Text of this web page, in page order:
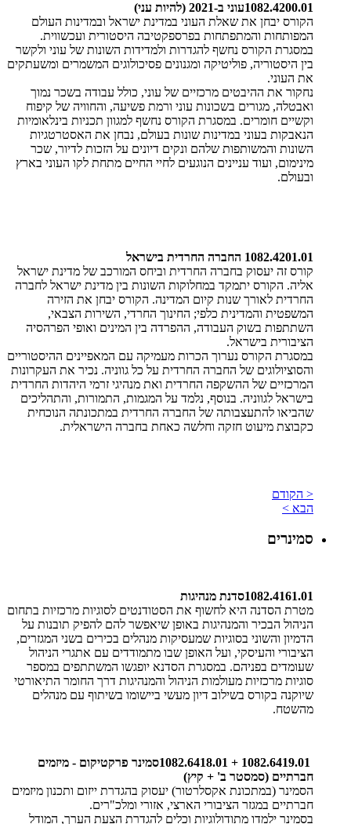
1082.4200.01עוני ב-2021 (להיות עני)
הקורס יבחן את שאלת העוני במדינת ישראל ובמדינות העולם
המפותחות והמתפתחות בפרספקטיבה היסטורית ועכשווית.
במסגרת הקורס נחשף להגדרות ולמדידות השונות של עוני ולקשר
בין היסטוריה, פוליטיקה ומגנונים פסיכולוגים המשמרים ומשעתקים
את העוני.
נחקור את ההיבטים מרכזיים של עוני, כולל עבודה בשכר נמוך
ואבטלה, מגורים בשכונות עוני ורמת פשיעה, והחוויה של קיפוח
וקשיים חומרים. במסגרת הקורס נחשף למגוון תכניות בינלאומיות
הנאבקות בעוני במדינות שונות בעולם, נבחן את האסטרטגיות
השונות והמשותפות שלהם ונקים דיונים על הזכות לדיור, שכר
מינימום, ועוד עניינים הנוגעים לחיי החיים מתחת לקו העוני בארץ
ובעולם.
1082.4201.01 החברה החרדית בישראל
קורס זה יעסוק בחברה החרדית וביחס המורכב של מדינת ישראל
אליה. הקורס יתמקד במחלוקות השונות בין מדינת ישראל לחברה
החרדית לאורך שנות קיום המדינה. הקורס יבחן את הזירה
המשפטית והמדינית כלפי; החינוך החרדי, השירות הצבאי,
השתתפות בשוק העבודה, ההפרדה בין המינים ואופי הפרהסיה
הציבורית בישראל.
במסגרת הקורס נערוך הכרות מעמיקה עם המאפיינים ההיסטוריים
והסוציולוגים של החברה החרדית על כל גווניה. נכיר את העקרונות
המרכזיים של ההשקפה החרדית ואת מנהיגי זרמי היהדות החרדית
בישראל לגווניה. בנוסף, נלמד על המגמות, התמורות, והתהליכים
שהביאו להתעצבותה של החברה החרדית במתכונתה הנוכחית
כקבוצת מיעוט חזקה וחלשה כאחת בחברה הישראלית.
< הקודם
הבא >
סמינרים
1082.4161.01סדנת מנהיגות
מטרת הסדנה היא לחשוף את הסטודנטים לסוגיות מרכזיות בתחום
הניהול הבכיר והמנהיגות באופן שיאפשר להם להפיק תובנות על
הדמיון והשוני בסוגיות שמעסיקות מנהלים בכירים בשני המגזרים,
הציבורי והעיסקי, ועל האופן שבו מתמודדים עם אתגרי הניהול
שעומדים בפניהם. במסגרת הסדנא יופגשו המשתתפים במספר
סוגיות מרכזיות מעולמות הניהול והמנהיגות דרך החומר התיאורטי
שיוקנה בקורס בשילוב דיון מעשי ביישומו בשיתוף עם מנהלים
מהשטח.
1082.6418.01 + 1082.6419.01סמינר פרקטיקום - מיזמים
חברתיים (סמסטר ב' + קיץ)
הסמינר (במתכונת אקסלרטור) יעסוק בהגדרת ייזום ותכנון מיזמים
חברתיים במגזר הציבורי הארצי, אזורי ומלכ"רים.
בסמינר ילמדו מתודולוגיות וכלים להגדרת הצעת הערך, המודל